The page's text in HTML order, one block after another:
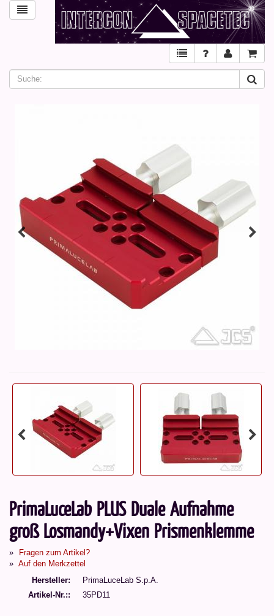
PrimaLuceLab PLUS Duale Aufnahme
groß Losmandy+Vixen Prismenklemme
Fragen zum Artikel?
Auf den Merkzettel
Hersteller
PrimaLuceLab S.p.A.
Artikel-Nr.:
35PD11